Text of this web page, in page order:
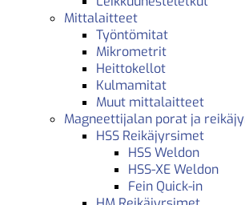
Mittalaitteet
Työntömitat
Mikrometrit
Heittokellot
Kulmamitat
Muut mittalaitteet
Magneettijalan porat ja
HSS Reikäjyrsimet
HSS Weldon
HSS-XE Weldon
Fein Quick-in